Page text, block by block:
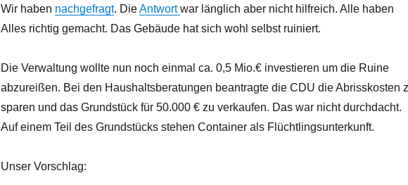
Wir haben nachgefragt. DieAntwortwar länglich aber nicht hilfreich. Alle haben
Alles richtig gemacht. Das Gebäude hat sich wohl selbst ruiniert.
Die Verwaltung wollte nun noch einmal ca. 0,5 Mio.€ investieren um die Ruine
abzureißen. Bei den Haushaltsberatungen beantragte die CDU die Abrisskosten
sparen und das Grundstück für 50.000 € zu verkaufen. Das war nicht durchdacht.
Auf einem Teil des Grundstücks stehen Container als Flüchtlingsunterkunft.
Unser Vorschlag: